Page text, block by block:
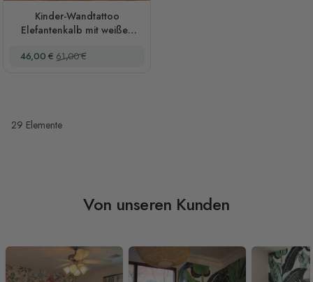
Kinder-Wandtattoo
Elefantenkalb mit weißen
Schmetterling
Sonderpreis
46,00 € Regulärer Preis
61,00 €
29 Elemente
Von unseren Kunden